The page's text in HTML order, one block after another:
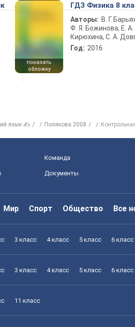
показать
обложку
ГДЗ Физика 8
Авторы: В. Г.
Ф. Я. Божинова, Е. А.
Кирюхина, С. А.
Год: 2016
язык ✍ Полякова 2008
Команда
Документы
Мир Спорт Общество Все
3 класс 4 класс 5 класс 6 класс
3 класс 4 класс 5 класс 6 класс
11 класс